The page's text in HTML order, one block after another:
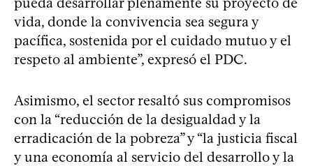
vida, donde la convivencia sea segura y
pacífica, sostenida por el cuidado mutuo y el
respeto al ambiente”, expresó el PDC.
Asimismo, el sector resaltó sus compromisos
con la “reducción de la desigualdad y la
erradicación de la pobreza” y “la justicia fiscal
y una economía al servicio del desarrollo y la